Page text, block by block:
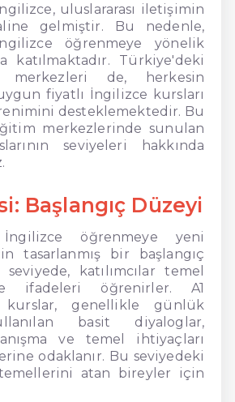
uluslararası iletişimin
gelmiştir. Bu nedenle,
öğrenmeye yönelik
katılmaktadır. Türkiye'deki
de, herkesin
fiyatlı İngilizce kursları
desteklemektedir. Bu
merkezlerinde sunulan
seviyeleri hakkında
Başlangıç Düzeyi
öğrenmeye yeni
tasarlanmış bir başlangıç
katılımcılar temel
ifadeleri öğrenirler. A1
kurslar, genellikle günlük
basit diyaloglar,
ve temel ihtiyaçları
odaklanır. Bu seviyedeki
atan bireyler için